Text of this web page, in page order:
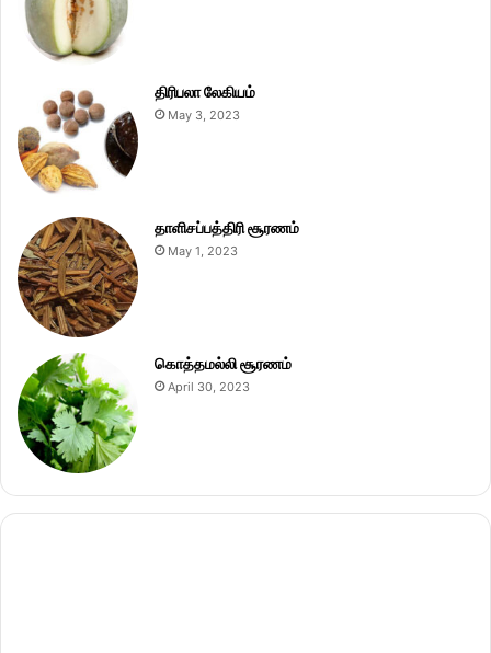
திரிபலா லேகியம்
May 3, 2023
தாளிசப்பத்திரி சூரணம்
May 1, 2023
கொத்தமல்லி சூரணம்
April 30, 2023